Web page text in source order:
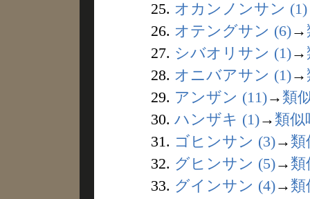
25. オカンノンサン (1)
26. オテングサン (6)→
27. シバオリサン (1)→
28. オニバアサン (1)→
29. アンザン (11)→ 類
30. ハンザキ (1)→ 類似
31. ゴヒンサン (3)→ 類
32. グヒンサン (5)→ 類
33. グインサン (4)→ 類